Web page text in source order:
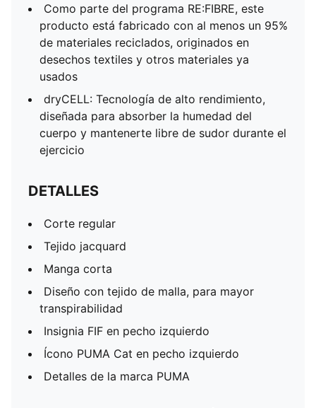
Detalles de la marca PUMA
Como parte del programa RE:FIBRE, este
producto está fabricado con al menos un 95%
de materiales reciclados, originados en
desechos textiles y otros materiales ya
usados
dryCELL: Tecnología de alto rendimiento,
diseñada para absorber la humedad del
cuerpo y mantenerte libre de sudor durante el
ejercicio
DETALLES
Corte regular
Tejido jacquard
Manga corta
Diseño con tejido de malla, para mayor
transpirabilidad
Insignia FIF en pecho izquierdo
Ícono PUMA Cat en pecho izquierdo
Detalles de la marca PUMA